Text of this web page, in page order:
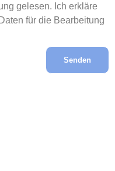
gelesen. Ich erkläre
für die Bearbeitung
Senden